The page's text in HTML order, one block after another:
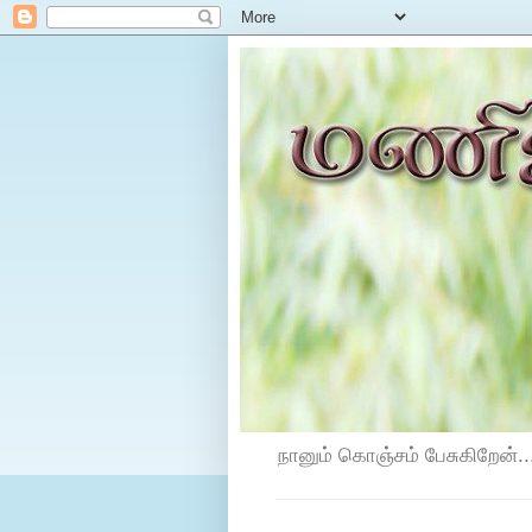
நானும் கொஞ்சம்